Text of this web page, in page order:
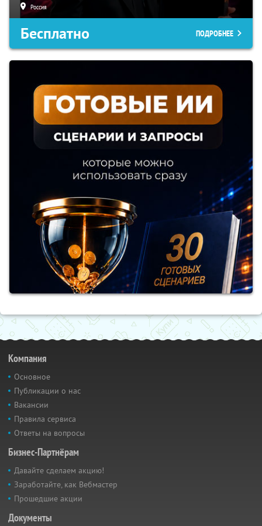
Россия
Бесплатно ПОДРОБНЕЕ
Компания
Основное
Публикации о нас
Вакансии
Правила сервиса
Ответы на вопросы
Бизнес-Партнёрам
Давайте сделаем акцию!
Заработайте, как Вебмастер
Прошедшие акции
Документы